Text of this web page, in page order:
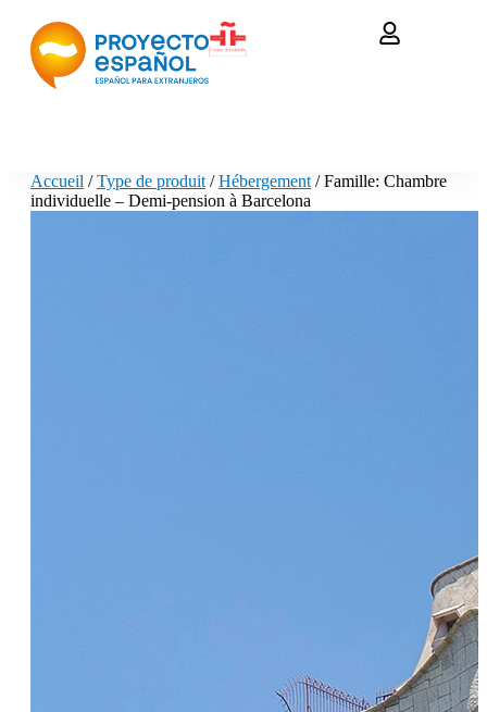
Accueil /Type de produit /Hébergement / Famille: Chambre
individuelle – Demi-pension à Barcelona